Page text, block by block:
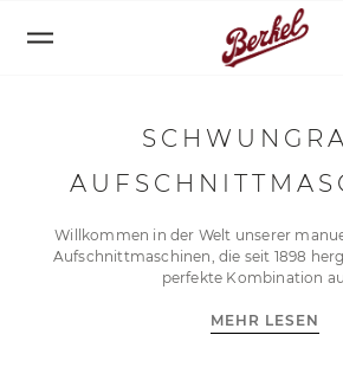
Willkommen in der Welt unserer
Aufschnittmaschinen, die seit 1898
perfekte Kombination
MEHR LESEN